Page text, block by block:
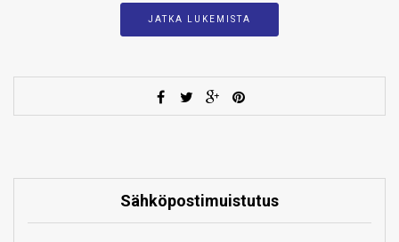
JATKA LUKEMISTA
Sähköpostimuistutus